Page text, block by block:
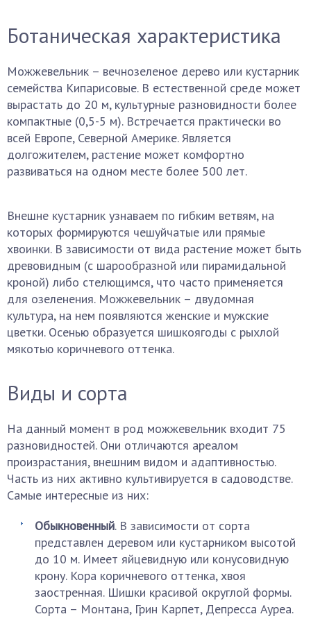
Ботаническая характеристика
Можжевельник – вечнозеленое дерево или кустарник
семейства Кипарисовые. В естественной среде может
вырастать до 20 м, культурные разновидности более
компактные (0,5-5 м). Встречается практически во
всей Европе, Северной Америке. Является
долгожителем, растение может комфортно
развиваться на одном месте более 500 лет.
Внешне кустарник узнаваем по гибким ветвям, на
которых формируются чешуйчатые или прямые
хвоинки. В зависимости от вида растение может быть
древовидным (с шарообразной или пирамидальной
кроной) либо стелющимся, что часто применяется
для озеленения. Можжевельник – двудомная
культура, на нем появляются женские и мужские
цветки. Осенью образуется шишкоягоды с рыхлой
мякотью коричневого оттенка.
Виды и сорта
На данный момент в род можжевельник входит 75
разновидностей. Они отличаются ареалом
произрастания, внешним видом и адаптивностью.
Часть из них активно культивируется в садоводстве.
Самые интересные из них:
Обыкновенный. В зависимости от сорта
представлен деревом или кустарником высотой
до 10 м. Имеет яйцевидную или конусовидную
крону. Кора коричневого оттенка, хвоя
заостренная. Шишки красивой округлой формы.
Сорта – Монтана, Грин Карпет, Депресса Ауреа.